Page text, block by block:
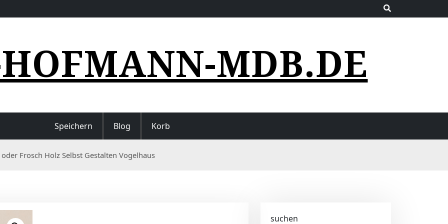
MDB.DE
Speichern Blog Korb
Frosch Holz Selbst Gestalten Vogelhaus
suchen